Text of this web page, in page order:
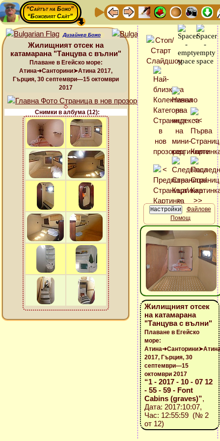
“Сайтът на Божо”
“Божовият Сайт”
Дизайнер Божо
Жилищният отсек на
катамарана "Танцува с вълни"
Плаване в Егейско море:
Атина➜Санторини➤Атина 2017,
Гърция, 30 септември—15 октомври
2017
Снимки в албума (12):
Файлове
Помощ
Жилищният отсек
на катамарана
"Танцува с вълни"
Плаване в Егейско
море:
2017, Гърция, 30
септември—15
октомври 2017
“1 - 2017 - 10 - 07 12
- 55 - 59 - Font
Cabins (graves)”,
Дата: 2017:10:07,
Час: 12:55:59 (№ 2
от 12)